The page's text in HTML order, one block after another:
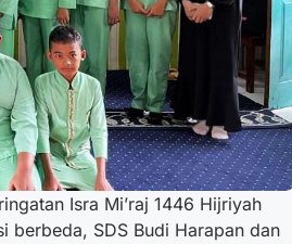
Isra Mi’raj 1446 Hijriyah
berbeda, SDS Budi Harapan dan